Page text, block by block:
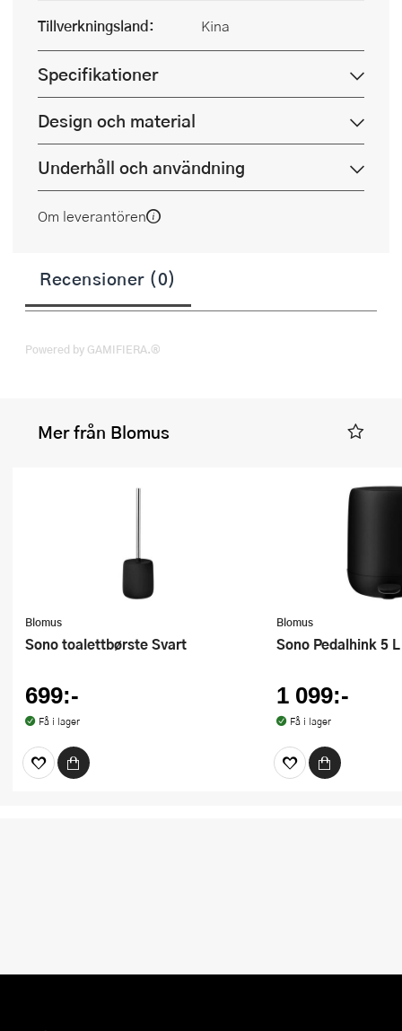
Tillverkningsland:
Kina
Specifikationer
Design och material
Underhåll och användning
Om leverantören
Recensioner (0)
Powered by GAMIFIERA.®
Mer från Blomus
Blomus
Sono toalettbørste Svart
699:-
Få i lager
Blomus
Sono Pedalhink 5
1 099:-
Få i lager